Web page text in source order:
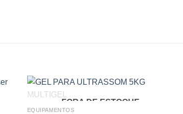
FORA DE ESTOQUE
EQUIPAMENTOS